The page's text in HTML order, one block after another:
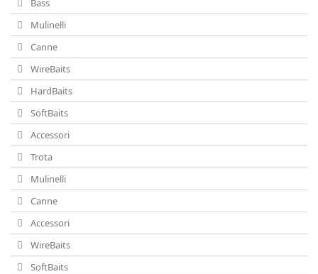
Bass
Mulinelli
Canne
WireBaits
HardBaits
SoftBaits
Accessori
Trota
Mulinelli
Canne
Accessori
WireBaits
SoftBaits